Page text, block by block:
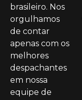
brasileiro. Nos
orgulhamos
de contar
apenas com os
melhores
despachantes
em nossa
equipe de